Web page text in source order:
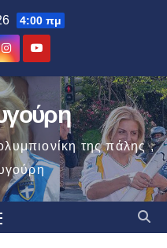
4:00 πμ
της πάλης ,